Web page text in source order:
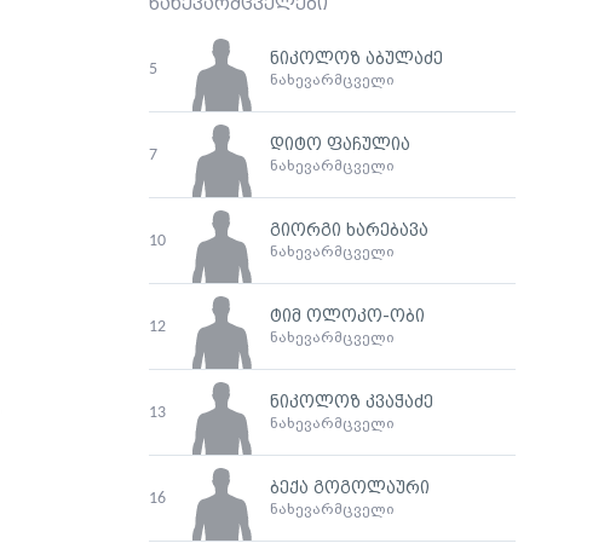
ნახევარმცველები
5
ნიკოლოზ აბულაძე
ნახევარმცველი
7
დიტო ფაჩულია
ნახევარმცველი
10
გიორგი ხარებავა
ნახევარმცველი
12
ტიმ ოლოკო-ობი
ნახევარმცველი
13
ნიკოლოზ კვაჭაძე
ნახევარმცველი
16
ბექა გოგოლაური
ნახევარმცველი